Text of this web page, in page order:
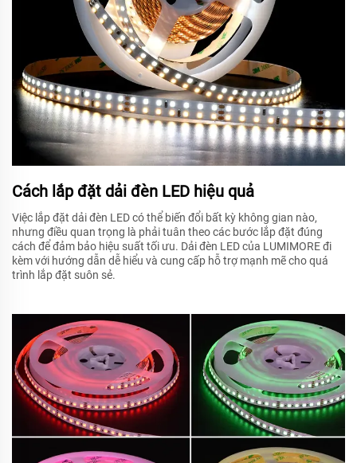
Cách lắp đặt dải đèn LED hiệu quả
Việc lắp đặt dải đèn LED có thể biến đổi bất kỳ không gian nào,
nhưng điều quan trọng là phải tuân theo các bước lắp đặt đúng
cách để đảm bảo hiệu suất tối ưu. Dải đèn LED của LUMIMORE đi
kèm với hướng dẫn dễ hiểu và cung cấp hỗ trợ mạnh mẽ cho quá
trình lắp đặt suôn sẻ.